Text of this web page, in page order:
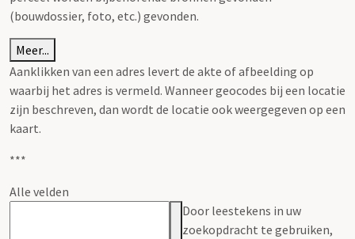
(bouwdossier, foto, etc.) gevonden.
Meer...
Aanklikken van een adres levert de akte of afbeelding op
waarbij het adres is vermeld. Wanneer geocodes bij een locatie
zijn beschreven, dan wordt de locatie ook weergegeven op een
kaart.
***
Alle velden
Door leestekens in uw
zoekopdracht te gebruiken,